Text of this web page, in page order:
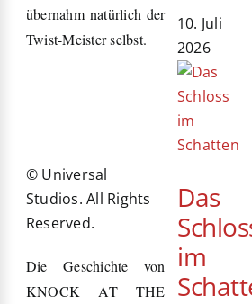
übernahm natürlich der
Twist-Meister selbst.
© Universal
Studios. All Rights
Reserved.
Die Geschichte von
KNOCK AT THE
10. Juli
2026
Das
im